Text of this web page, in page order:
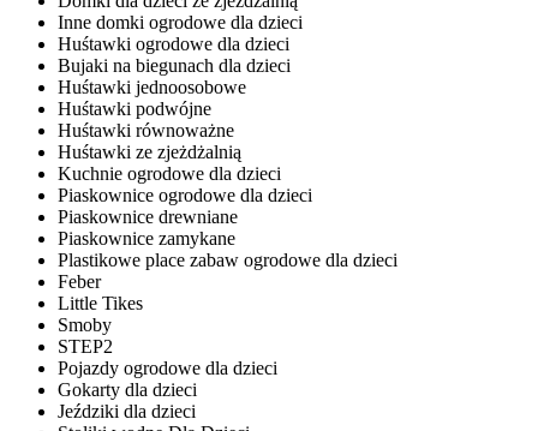
Inne domki ogrodowe dla dzieci
Huśtawki ogrodowe dla dzieci
Bujaki na biegunach dla dzieci
Huśtawki jednoosobowe
Huśtawki podwójne
Huśtawki równoważne
Huśtawki ze zjeżdżalnią
Kuchnie ogrodowe dla dzieci
Piaskownice ogrodowe dla dzieci
Piaskownice drewniane
Piaskownice zamykane
Plastikowe place zabaw ogrodowe dla dzieci
Feber
Little Tikes
Smoby
STEP2
Pojazdy ogrodowe dla dzieci
Gokarty dla dzieci
Jeździki dla dzieci